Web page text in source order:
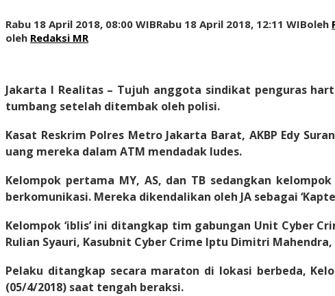
Rabu 18 April 2018, 08:00 WIBRabu 18 April 2018, 12:11 WIBoleh
oleh Redaksi MR
Jakarta I Realitas– Tujuh anggota sindikat penguras
tumbang setelah ditembak oleh polisi.
Kasat Reskrim Polres Metro Jakarta Barat, AKBP Edy
uang mereka dalam ATM mendadak ludes.
Kelompok pertama MY, AS, dan TB sedangkan
berkomunikasi. Mereka dikendalikan oleh JA sebagai
Kelompok ‘iblis’ ini ditangkap tim gabungan Unit Cyber
Rulian Syauri, Kasubnit Cyber Crime Iptu Dimitri
Pelaku ditangkap secara maraton di lokasi berbeda,
(05/4/2018) saat tengah beraksi.